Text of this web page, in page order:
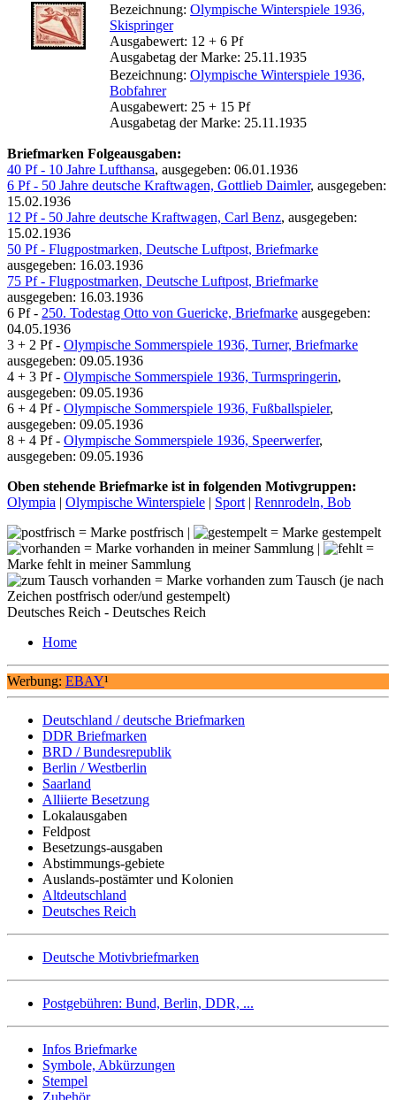
Bezeichnung: Olympische Winterspiele 1936,
Skispringer
Ausgabewert: 12 + 6 Pf
Ausgabetag der Marke: 25.11.1935
Bezeichnung: Olympische Winterspiele 1936,
Bobfahrer
Ausgabewert: 25 + 15 Pf
Ausgabetag der Marke: 25.11.1935
Briefmarken Folgeausgaben:
40 Pf - 10 Jahre Lufthansa, ausgegeben: 06.01.1936
6 Pf - 50 Jahre deutsche Kraftwagen, Gottlieb Daimler, ausgegeben:
15.02.1936
12 Pf - 50 Jahre deutsche Kraftwagen, Carl Benz, ausgegeben:
15.02.1936
50 Pf - Flugpostmarken, Deutsche Luftpost, Briefmarke
ausgegeben: 16.03.1936
75 Pf - Flugpostmarken, Deutsche Luftpost, Briefmarke
ausgegeben: 16.03.1936
6 Pf - 250. Todestag Otto von Guericke, Briefmarke ausgegeben:
04.05.1936
3 + 2 Pf - Olympische Sommerspiele 1936, Turner, Briefmarke
ausgegeben: 09.05.1936
4 + 3 Pf - Olympische Sommerspiele 1936, Turmspringerin,
ausgegeben: 09.05.1936
6 + 4 Pf - Olympische Sommerspiele 1936, Fußballspieler,
ausgegeben: 09.05.1936
8 + 4 Pf - Olympische Sommerspiele 1936, Speerwerfer,
ausgegeben: 09.05.1936
Oben stehende Briefmarke ist in folgenden Motivgruppen:
Olympia | Olympische Winterspiele | Sport | Rennrodeln, Bob
= Marke postfrisch |
= Marke gestempelt
= Marke vorhanden in meiner Sammlung |
=
Marke fehlt in meiner Sammlung
= Marke vorhanden zum Tausch (je nach
Zeichen postfrisch oder/und gestempelt)
Deutsches Reich - Deutsches Reich
Home
Werbung: EBAY¹
Deutschland / deutsche Briefmarken
DDR Briefmarken
BRD / Bundesrepublik
Berlin / Westberlin
Saarland
Alliierte Besetzung
Lokalausgaben
Feldpost
Besetzungs-ausgaben
Abstimmungs-gebiete
Auslands-postämter und Kolonien
Altdeutschland
Deutsches Reich
Deutsche Motivbriefmarken
Postgebühren: Bund, Berlin, DDR, ...
Infos Briefmarke
Symbole, Abkürzungen
Stempel
Zubehör